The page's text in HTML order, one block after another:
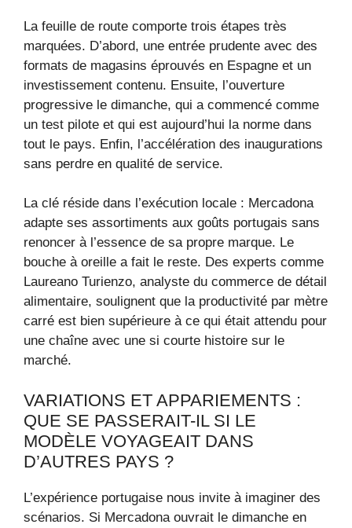
La feuille de route comporte trois étapes très
marquées. D’abord, une entrée prudente avec des
formats de magasins éprouvés en Espagne et un
investissement contenu. Ensuite, l’ouverture
progressive le dimanche, qui a commencé comme
un test pilote et qui est aujourd’hui la norme dans
tout le pays. Enfin, l’accélération des inaugurations
sans perdre en qualité de service.
La clé réside dans l’exécution locale : Mercadona
adapte ses assortiments aux goûts portugais sans
renoncer à l’essence de sa propre marque. Le
bouche à oreille a fait le reste. Des experts comme
Laureano Turienzo, analyste du commerce de détail
alimentaire, soulignent que la productivité par mètre
carré est bien supérieure à ce qui était attendu pour
une chaîne avec une si courte histoire sur le
marché.
VARIATIONS ET APPARIEMENTS :
QUE SE PASSERAIT-IL SI LE
MODÈLE VOYAGEAIT DANS
D’AUTRES PAYS ?
L’expérience portugaise nous invite à imaginer des
scénarios. Si Mercadona ouvrait le dimanche en